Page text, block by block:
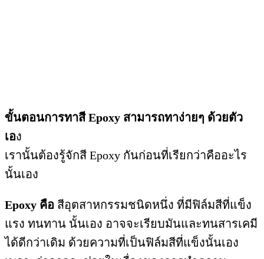
ขั้นตอนการทาสี Epoxy สามารถทาง่ายๆ ด้วยตัว
เอง
เรานั้นต้องรู้จักสี Epoxy กันก่อนที่เรียกว่าคืออะไร
นั้นเอง
Epoxy คือ สีอุตสาหกรรมชนิดหนึ่ง ที่มีฟิล์มสีที่แข็ง
แรง ทนทาน นั้นเอง อาจจะเรียบมันและทนสารเคมี
ได้ดีกว่าเดิม ด้วยความที่เป็นฟิล์มสีที่แข็งนั้นเอง